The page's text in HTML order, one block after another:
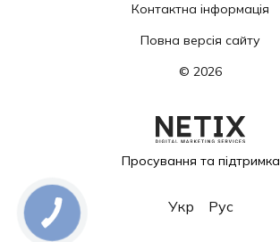
Контактна інформація
Повна версія сайту
© 2026
Просування та підтримка
Укр Рус